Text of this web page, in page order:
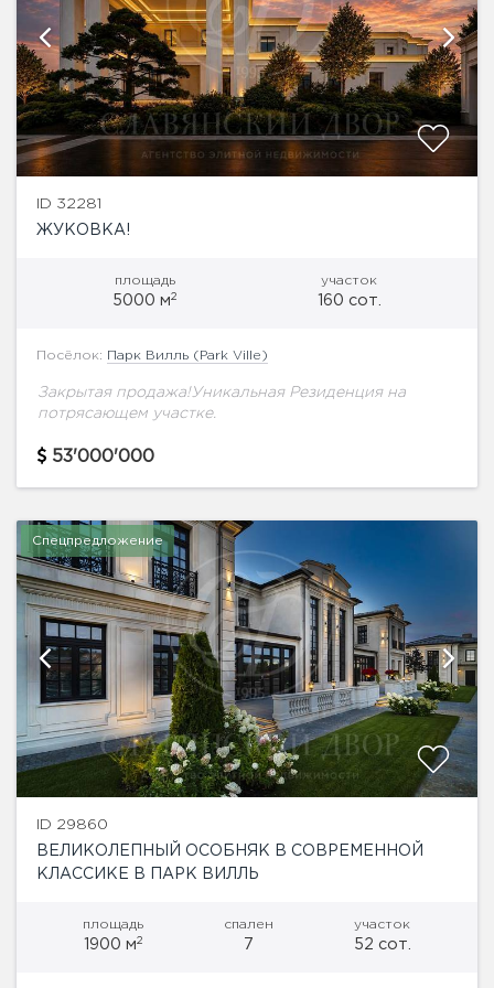
ID 32281
ЖУКОВКА!
площадь
5000 м2
участок
160 сот.
Посёлок: Парк Вилль (Park Ville)
Закрытая продажа!Уникальная Резиденция на
потрясающем участке.
53'000'000
Спецпредложение
ID 29860
ВЕЛИКОЛЕПНЫЙ ОСОБНЯК В СОВРЕМЕННОЙ
КЛАССИКЕ В ПАРК ВИЛЛЬ
площадь
1900 м2
спален
7
участок
52 сот.